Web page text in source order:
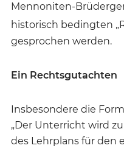
Mennoniten-
historisch bedingten
gesprochen werden.
Ein Rechtsgutachten
Insbesondere die
„Der Unterricht wird
des Lehrplans für den